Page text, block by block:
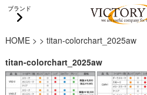
ブランド
HOME> > titan-colorchart_2025aw
titan-colorchart_2025aw